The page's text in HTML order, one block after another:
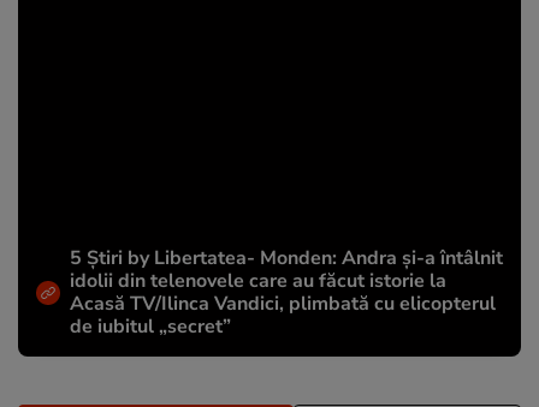
5 Știri by Libertatea- Monden: Andra și-a întâlnit
idolii din telenovele care au făcut istorie la
Acasă TV/Ilinca Vandici, plimbată cu elicopterul
de iubitul „secret”